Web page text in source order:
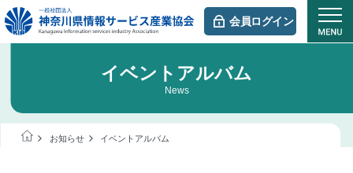
会員ログイン
イベントアルバム
News
お知らせ イベントアルバム